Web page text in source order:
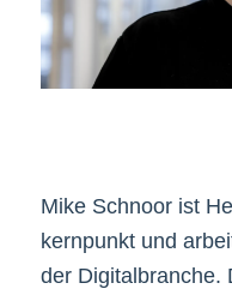
Mike Schnoor ist
kernpunkt und
der Digitalbranche.